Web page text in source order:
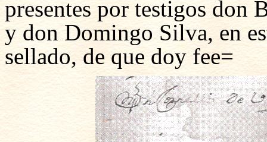
presentes por testigos don
y don Domingo Silva, en
sellado, de que doy fee=